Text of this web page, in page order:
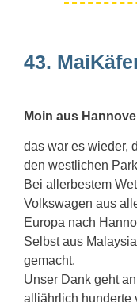
43.
Moin aus
das war es wieder,
den westlichen
Bei allerbestem
Volkswagen aus
Europa nach
Selbst aus
gemacht.
Unser Dank geht
alljährlich hunderte